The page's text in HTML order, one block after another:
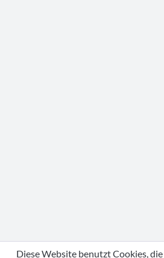
Diese Website benutzt Cookies,